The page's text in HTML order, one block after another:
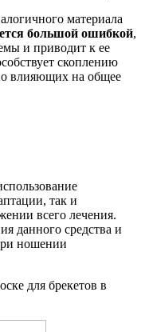
материала
большой ошибкой,
и приводит к ее
скоплению
влияющих на общее
так и
всего лечения.
данного средства и
ношении
для брекетов в